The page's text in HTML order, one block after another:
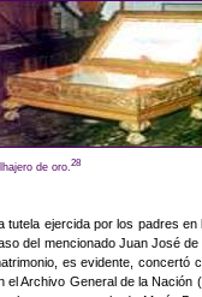
de oro.28
tutela ejercida por los padres
del mencionado Juan José
es evidente, concertó
el Archivo General de la Nación